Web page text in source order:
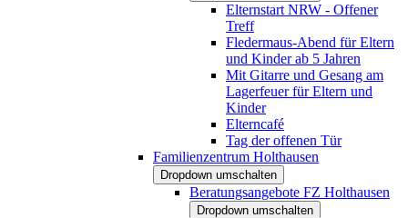
Elternstart NRW - Offener
Treff
Fledermaus-Abend für Eltern
und Kinder ab 5 Jahren
Mit Gitarre und Gesang am
Lagerfeuer für Eltern und
Kinder
Elterncafé
Tag der offenen Tür
Familienzentrum Holthausen
Dropdown umschalten
Beratungsangebote FZ Holthausen
Dropdown umschalten